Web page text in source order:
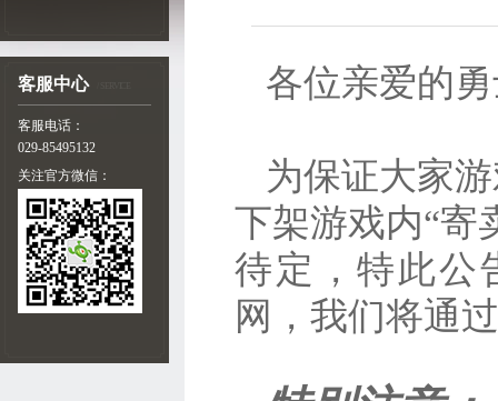
客服中心
客服电话：
029-85495132
关注官方微信：
各位亲爱的
为保证大家
下架游戏内“寄
待定，特此公
网，我们将通